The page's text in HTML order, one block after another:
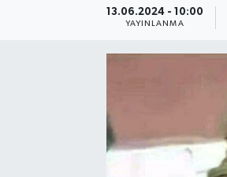
13.06.2024 - 10:00
YAYINLANMA
Röportajlar